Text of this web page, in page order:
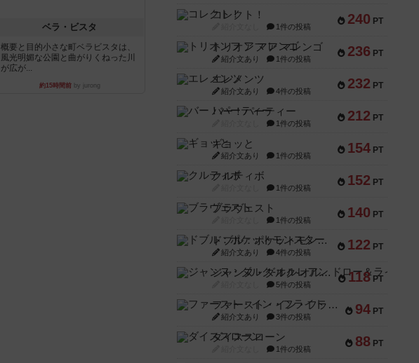
ベラ・ビスタ
概要と目的小さな町ベラビスタは、
風光明媚な公園と曲がりくねった川
が広が...
約15時間前by jurong
240 PT
コレクト！
1件の投稿
236 PT
トリオンフ ア マレンゴ
紹介文あり 1件の投稿
232 PT
エレメンツ
紹介文あり 4件の投稿
212 PT
バー！パーティー
1件の投稿
154 PT
ギョッと
紹介文あり 1件の投稿
152 PT
クルティボ
1件の投稿
140 PT
ブラヴェスト
1件の投稿
122 PT
ドブル：ポケットモンスター
紹介文あり 4件の投稿
118 PT
ジャンヌ・ダルク-オルレアン ドロー＆ライト
5件の投稿
94 PT
ファースト・イン・フライト
紹介文あり 3件の投稿
88 PT
ダイススローン
1件の投稿